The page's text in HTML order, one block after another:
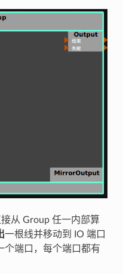
接从 Group 任一内部算
一根线并移动到 IO 端口
个端口，每个端口都有